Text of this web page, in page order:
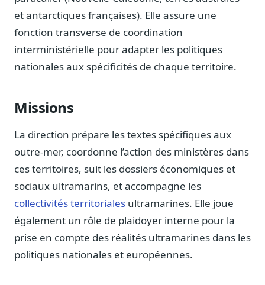
ONG, syndicats, ordres, associations
Parlementaires
Préparez vos interventions et amendements
Veille en temps réel, embeds pour vos contenus
Données exhaustives pour vos travaux académiques
Suivi par secteur
11 secteurs : énergie, santé, finance, numérique…
Cas d'usage concrets
Six cas pour gagner du temps
Conseil (Advisory)
Consultants seniors, plateforme Legiwatch incluse
et antarctiques françaises). Elle assure une
fonction transverse de coordination
interministérielle pour adapter les politiques
nationales aux spécificités de chaque territoire.
Missions
La direction prépare les textes spécifiques aux
outre-mer, coordonne l’action des ministères dans
ces territoires, suit les dossiers économiques et
sociaux ultramarins, et accompagne les
collectivités territoriales ultramarines. Elle joue
également un rôle de plaidoyer interne pour la
prise en compte des réalités ultramarines dans les
politiques nationales et européennes.